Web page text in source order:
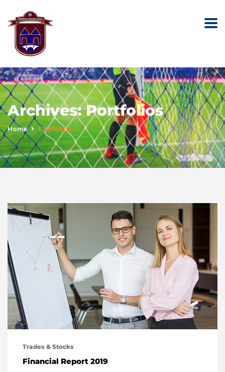
Archives:Portfolios
Home Portfolios
Trades & Stocks
Financial Report 2019